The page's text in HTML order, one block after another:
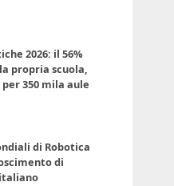
2026: il 56%
propria scuola,
350 mila aule
di Robotica
di